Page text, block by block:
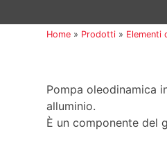
Home » Prodotti » Elementi
Pompa oleodinamica
alluminio.
È un componente del